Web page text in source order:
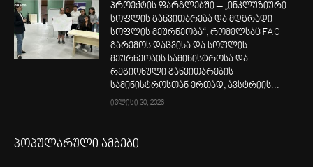
პროექტის ფარგლებში – „ინკლუზიური
სოფლის განვითარება და მდგრადი
სოფლის მეურნეობა“, რომელსაც FAO
გარემოს დაცვისა და სოფლის
მეურნეობის სამინისტროსა და
რეგიონული განვითარების
სამინისტროსთან ერთად, ავსტრიის...
ივლისი 30, 2026
პოპულარული ამბები